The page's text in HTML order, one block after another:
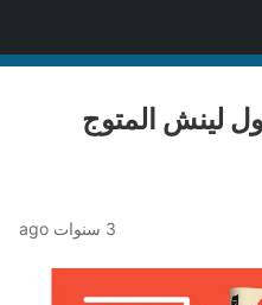
لينش المتوج
3 سنوات ago